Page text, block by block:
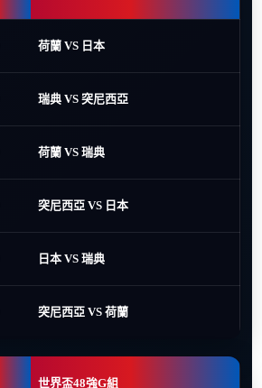
荷蘭 VS 日本
瑞典 VS 突尼西亞
荷蘭 VS 瑞典
突尼西亞 VS 日本
日本 VS 瑞典
突尼西亞 VS 荷蘭
世界盃48強G組